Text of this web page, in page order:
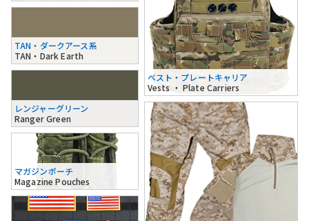
TAN・ダークアース系
TAN・Dark Earth
レンジャーグリーン
Ranger Green
ベスト・プレートキャリア
Vests ・ Plate Carriers
マガジンポーチ
Magazine Pouches